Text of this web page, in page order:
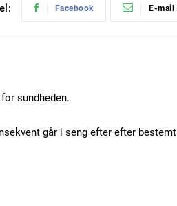
Facebook E-mail
sundheden.
går i seng efter efter bestemt